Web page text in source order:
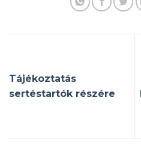
Tájékoztatás
sertéstartók részére